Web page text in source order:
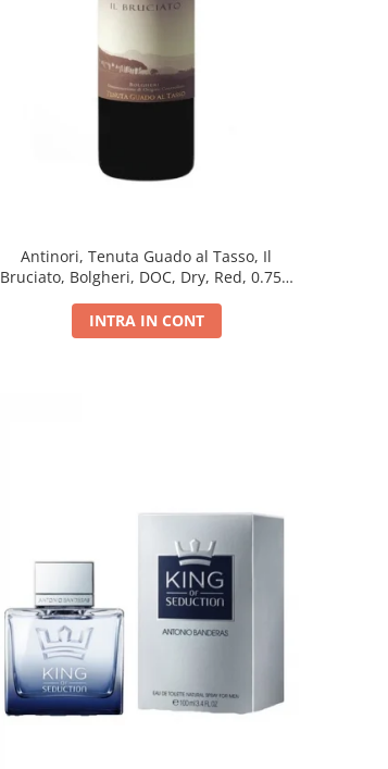
Antinori, Tenuta Guado al Tasso, Il
Bruciato, Bolgheri, DOC, Dry, Red, 0.75L,
INTRA IN CONT